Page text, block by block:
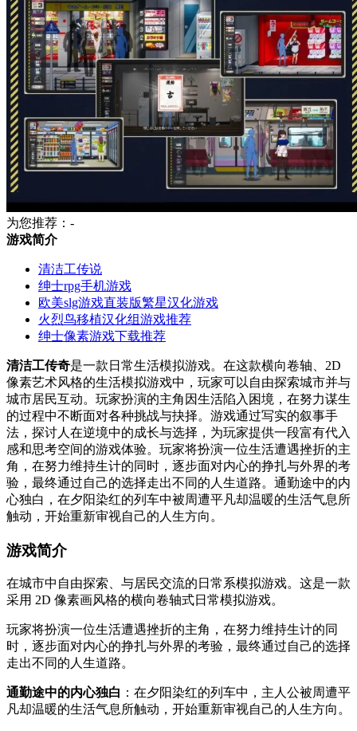
为您推荐：-
游戏简介
清洁工传说
绅士rpg手机游戏
欧美slg游戏直装版繁星汉化游戏
火烈鸟移植汉化组游戏推荐
绅士像素游戏下载推荐
清洁工传奇是一款日常生活模拟游戏。在这款横向卷轴、2D
像素艺术风格的生活模拟游戏中，玩家可以自由探索城市并与
城市居民互动。玩家扮演的主角因生活陷入困境，在努力谋生
的过程中不断面对各种挑战与抉择。游戏通过写实的叙事手
法，探讨人在逆境中的成长与选择，为玩家提供一段富有代入
感和思考空间的游戏体验。玩家将扮演一位生活遭遇挫折的主
角，在努力维持生计的同时，逐步面对内心的挣扎与外界的考
验，最终通过自己的选择走出不同的人生道路。通勤途中的内
心独白，在夕阳染红的列车中被周遭平凡却温暖的生活气息所
触动，开始重新审视自己的人生方向。
游戏简介
在城市中自由探索、与居民交流的日常系模拟游戏。这是一款
采用 2D 像素画风格的横向卷轴式日常模拟游戏。
玩家将扮演一位生活遭遇挫折的主角，在努力维持生计的同
时，逐步面对内心的挣扎与外界的考验，最终通过自己的选择
走出不同的人生道路。
通勤途中的内心独白 ：在夕阳染红的列车中，主人公被周遭平
凡却温暖的生活气息所触动，开始重新审视自己的人生方向。